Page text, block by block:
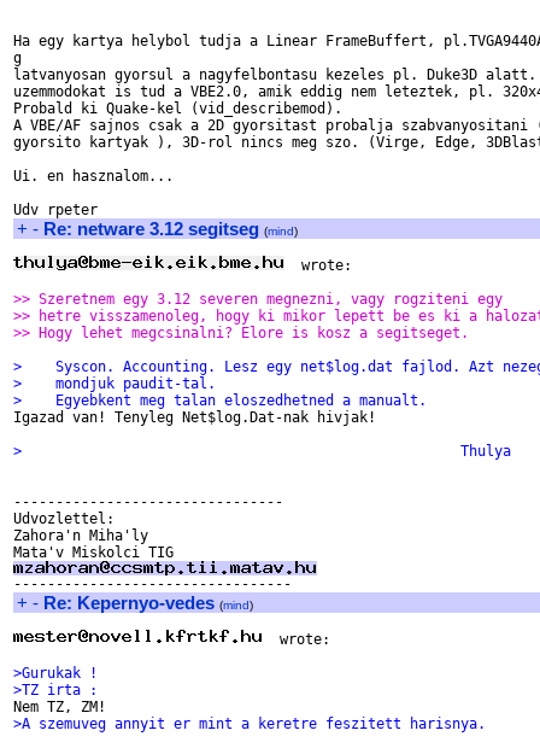
Ha egy kartya helybol tudja a Linear FrameBuffert,
g
latvanyosan gyorsul a nagyfelbontasu kezeles pl. Duke3D
uzemmodokat is tud a VBE2.0, amik eddig nem leteztek, pl.
Probald ki Quake-kel (vid_describemod).
A VBE/AF sajnos csak a 2D gyorsitast probalja szabvanyositani
gyorsito kartyak ), 3D-rol nincs meg szo. (Virge, Edge,
Ui. en hasznalom...
+ - Re: netware 3.12 segitseg (mind)
  wrote:
>> Szeretnem egy 3.12 severen megnezni, vagy rogziteni egy
>> hetre visszamenoleg, hogy ki mikor lepett be es ki a
>> Hogy lehet megcsinalni? Elore is kosz a segitseget.
>    Syscon. Accounting. Lesz egy net$log.dat fajlod. Azt
>    mondjuk paudit-tal.
>    Egyebkent meg talan eloszedhetned a manualt.
Igazad van! Tenyleg Net$log.Dat-nak hivjak!
>                                                    Thulya
--------------------------------
Udvozlettel:
Zahora'n Miha'ly
+ - Re: Kepernyo-vedes (mind)
  wrote:
>Gurukak !
>TZ irta :
>A szemuveg annyit er mint a keretre feszitett harisnya.